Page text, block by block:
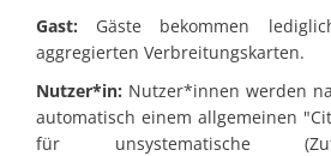
Gast: Gäste bekommen
aggregierten Verbreitungskarten.
Nutzer*in: Nutzer*innen werden
automatisch einem allgemeinen
für unsystematische